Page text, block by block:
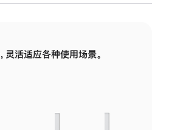
灵活适应各种使用场景。